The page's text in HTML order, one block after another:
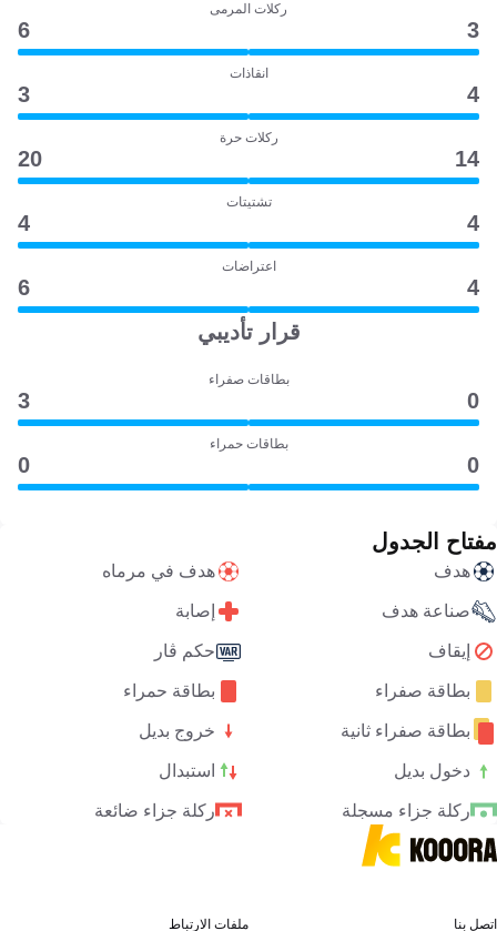
ركلات المرمى
3
6
انقاذات
4
3
ركلات حرة
14
20
تشتيتات
4
4
اعتراضات
4
6
قرار تأديبي
بطاقات صفراء
0
3
بطاقات حمراء
0
0
مفتاح الجدول
هدف هدف في مرماه
صناعة هدف إصابة
إيقاف حكم ڤار
بطاقة صفراء بطاقة حمراء
بطاقة صفراء ثانية خروج بديل
دخول بديل استبدال
ركلة جزاء مسجلة ركلة جزاء ضائعة
اتصل بنا ملفات الارتباط